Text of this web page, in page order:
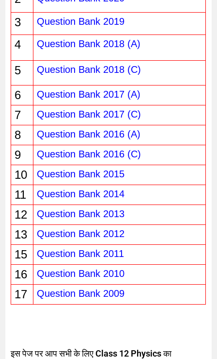
3 Question Bank 2019
4 Question Bank 2018 (A)
5 Question Bank 2018 (C)
6 Question Bank 2017 (A)
7 Question Bank 2017 (C)
8 Question Bank 2016 (A)
9 Question Bank 2016 (C)
10 Question Bank 2015
11 Question Bank 2014
12 Question Bank 2013
13 Question Bank 2012
15 Question Bank 2011
16 Question Bank 2010
17 Question Bank 2009
इस पेज पर आप सभी के लिएClass 12 Physicsका